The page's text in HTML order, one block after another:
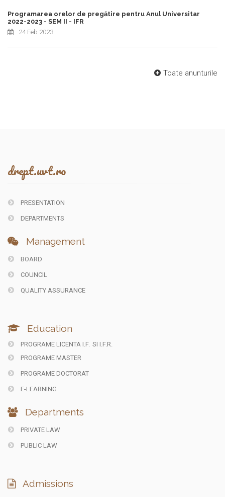
Programarea orelor de pregătire pentru Anul Universitar
2022-2023 - SEM II - IFR
24 Feb 2023
Toate anunturile
drept.uvt.ro
PRESENTATION
DEPARTMENTS
Management
BOARD
COUNCIL
QUALITY ASSURANCE
Education
PROGRAME LICENTA I.F. SI I.F.R.
PROGRAME MASTER
PROGRAME DOCTORAT
E-LEARNING
Departments
PRIVATE LAW
PUBLIC LAW
Admissions